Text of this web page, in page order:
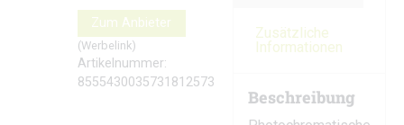
Preis
war:
€139,95
Preis
Zum Anbieter
(Werbelink)
Artikelnummer:
8555430035731812573
Zusätzliche
Informationen
Beschreibung